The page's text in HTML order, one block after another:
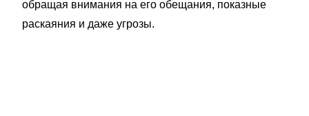
обращая внимания на его обещания, показные
раскаяния и даже угрозы.